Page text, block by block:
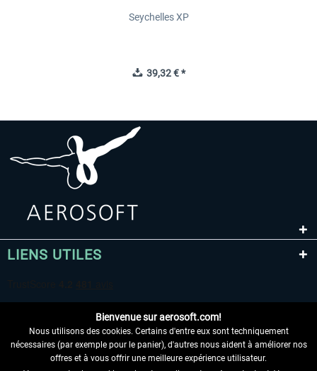
Seychelles XP
39,32 € *
LIENS UTILES
Bienvenue sur aerosoft.com!
Nous utilisons des cookies. Certains d'entre eux sont techniquement
nécessaires (par exemple pour le panier), d'autres nous aident à améliorer nos
offres et à vous offrir une meilleure expérience utilisateur.